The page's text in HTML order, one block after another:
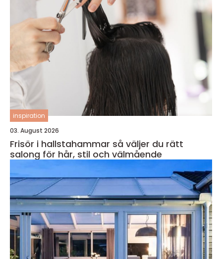
inspiration
03. August 2026
Frisör i hallstahammar så väljer du rätt
salong för hår, stil och välmående